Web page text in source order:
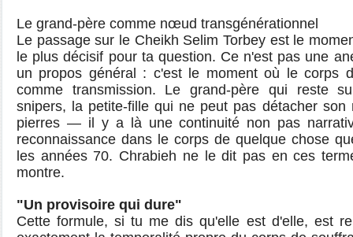
Le grand-père comme nœud transgénérationnel
Le passage sur le Cheikh Selim Torbey est le
le plus décisif pour ta question. Ce n'est pas une
un propos général : c'est le moment où le corps
comme transmission. Le grand-père qui reste
snipers, la petite-fille qui ne peut pas détacher son
pierres — il y a là une continuité non pas
reconnaissance dans le corps de quelque chose
les années 70. Chrabieh ne le dit pas en ces
montre.
"Un provisoire qui dure"
Cette formule, si tu me dis qu'elle est d'elle, est